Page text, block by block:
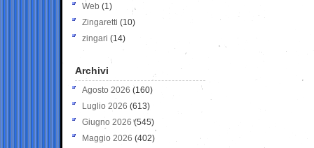
Web (1)
Zingaretti (10)
zingari (14)
Archivi
Agosto 2026 (160)
Luglio 2026 (613)
Giugno 2026 (545)
Maggio 2026 (402)